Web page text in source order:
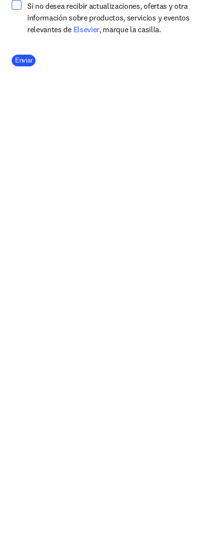
Si no desea recibir actualizaciones, ofertas y otra
información sobre productos, servicios y eventos
relevantes de Elsevieropens in new tab/window
, marque la casilla.
Company Division
Enviar